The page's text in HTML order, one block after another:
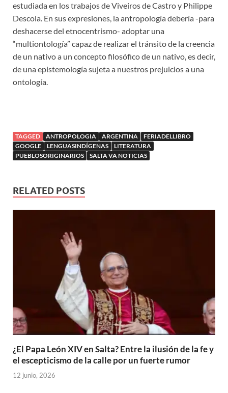
estudiada en los trabajos de Viveiros de Castro y Philippe
Descola. En sus expresiones, la antropología debería -para
deshacerse del etnocentrismo- adoptar una
“multiontología” capaz de realizar el tránsito de la creencia
de un nativo a un concepto filosófico de un nativo, es decir,
de una epistemología sujeta a nuestros prejuicios a una
ontología.
TAGGED ANTROPOLOGIA ARGENTINA
FERIADELLIBRO
GOOGLE
LENGUASINDÍGENAS
LITERATURA
PUEBLOSORIGINARIOS
SALTA VA NOTICIAS
RELATED POSTS
¿El Papa León XIV en Salta? Entre la ilusión de la fe y
el escepticismo de la calle por un fuerte rumor
12 junio, 2026